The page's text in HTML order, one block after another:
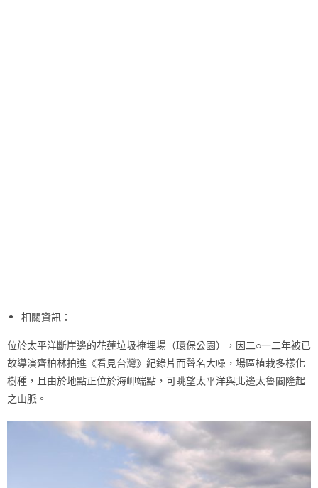
相關資訊：
位於太平洋斷崖邊的花蓮垃圾掩埋場（環保公園），因二○一二年被已
故導演齊柏林拍進《看見台灣》紀錄片而聲名大噪，場區植栽多樣化
樹種，且由於地點正位於海岬端點，可眺望太平洋與北邊太魯閣隆起
之山脈。